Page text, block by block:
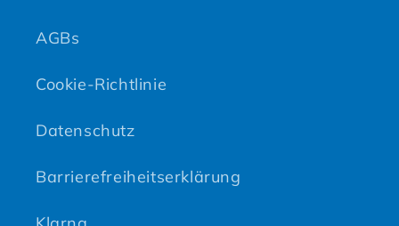
AGBs
Cookie-Richtlinie
Datenschutz
Barrierefreiheitserklärung